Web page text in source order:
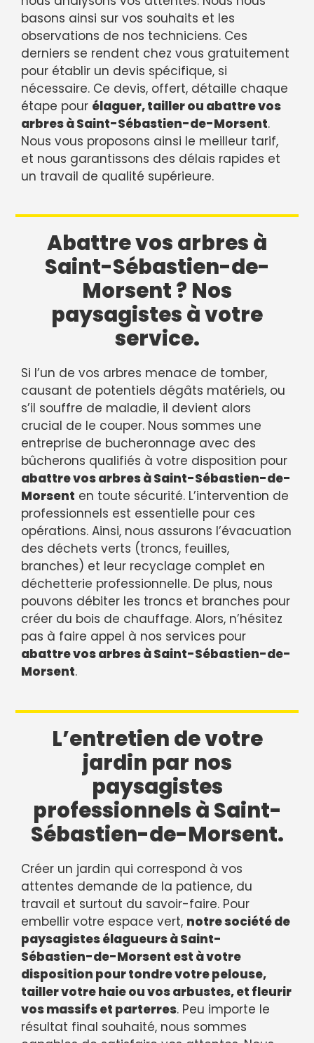
basons ainsi sur vos souhaits et les
observations de nos techniciens. Ces
derniers se rendent chez vous gratuitement
pour établir un devis spécifique, si
nécessaire. Ce devis, offert, détaille chaque
étape pour élaguer, tailler ou abattre vos
arbres à Saint-Sébastien-de-Morsent.
Nous vous proposons ainsi le meilleur tarif,
et nous garantissons des délais rapides et
un travail de qualité supérieure.
Abattre vos arbres à
Saint-Sébastien-de-
Morsent ? Nos
paysagistes à votre
service.
Si l’un de vos arbres menace de tomber,
causant de potentiels dégâts matériels, ou
s’il souffre de maladie, il devient alors
crucial de le couper. Nous sommes une
entreprise de bucheronnage avec des
bûcherons qualifiés à votre disposition pour
abattre vos arbres à Saint-Sébastien-de-
Morsent en toute sécurité. L’intervention de
professionnels est essentielle pour ces
opérations. Ainsi, nous assurons l’évacuation
des déchets verts (troncs, feuilles,
branches) et leur recyclage complet en
déchetterie professionnelle. De plus, nous
pouvons débiter les troncs et branches pour
créer du bois de chauffage. Alors, n’hésitez
pas à faire appel à nos services pour
abattre vos arbres à Saint-Sébastien-de-
Morsent.
L’entretien de votre
jardin par nos
paysagistes
professionnels à Saint-
Sébastien-de-Morsent.
Créer un jardin qui correspond à vos
attentes demande de la patience, du
travail et surtout du savoir-faire. Pour
embellir votre espace vert, notre société de
paysagistes élagueurs à Saint-
Sébastien-de-Morsent est à votre
disposition pour tondre votre pelouse,
tailler votre haie ou vos arbustes, et fleurir
vos massifs et parterres. Peu importe le
résultat final souhaité, nous sommes